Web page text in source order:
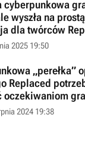
cyberpunkowa
wyszła na
dla twórców
2025 19:50
„perełka”
Replaced
oczekiwaniom
2024 19:38